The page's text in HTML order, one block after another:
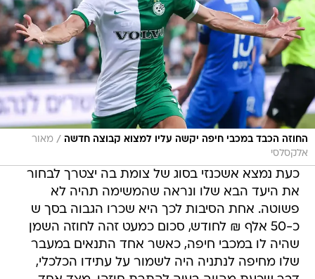
החוזה הכבד במכבי חיפה יקשה עליו למצוא קבוצה חדשה / מאור
אלקסלסי
כעת נמצא אשכנזי בסוג של צומת בה יצטרך לבחור
את היעד הבא שלו ונראה שהמשימה תהיה לא
פשוטה. אחת הסיבות לכך היא שכרו הגבוה בסך ש
כ-50 אלף ₪ לחודש, סכום כמעט זהה לחוזה השמן
שהיה לו במכבי חיפה, כאשר אחד התנאים במעבר
שלו מחיפה לנתניה היה לשמור על עתידו הכלכלי,